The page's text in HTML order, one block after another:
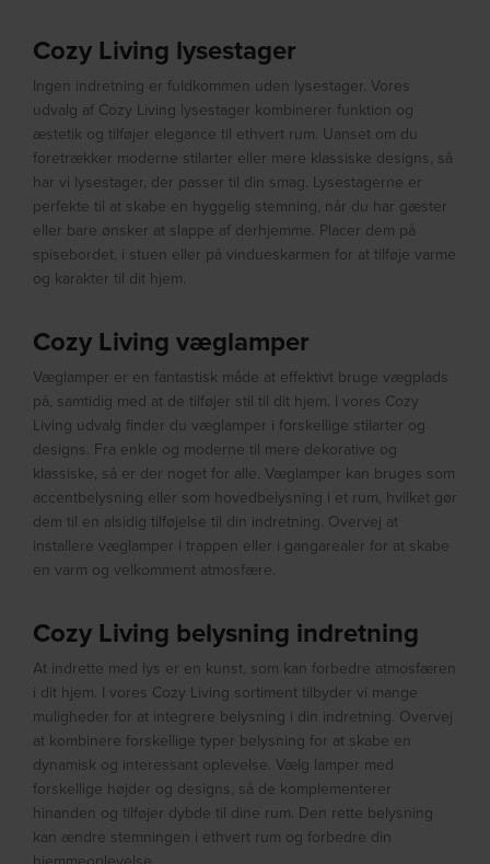
Cozy Living lysestager
Ingen indretning er fuldkommen uden lysestager. Vores
udvalg af Cozy Living lysestager kombinerer funktion og
æstetik og tilføjer elegance til ethvert rum. Uanset om du
foretrækker moderne stilarter eller mere klassiske designs, så
har vi lysestager, der passer til din smag. Lysestagerne er
perfekte til at skabe en hyggelig stemning, når du har gæster
eller bare ønsker at slappe af derhjemme. Placer dem på
spisebordet, i stuen eller på vindueskarmen for at tilføje varme
og karakter til dit hjem.
Cozy Living væglamper
Væglamper er en fantastisk måde at effektivt bruge vægplads
på, samtidig med at de tilføjer stil til dit hjem. I vores Cozy
Living udvalg finder du væglamper i forskellige stilarter og
designs. Fra enkle og moderne til mere dekorative og
klassiske, så er der noget for alle. Væglamper kan bruges som
accentbelysning eller som hovedbelysning i et rum, hvilket gør
dem til en alsidig tilføjelse til din indretning. Overvej at
installere væglamper i trappen eller i gangarealer for at skabe
en varm og velkomment atmosfære.
Cozy Living belysning indretning
At indrette med lys er en kunst, som kan forbedre atmosfæren
i dit hjem. I vores Cozy Living sortiment tilbyder vi mange
muligheder for at integrere belysning i din indretning. Overvej
at kombinere forskellige typer belysning for at skabe en
dynamisk og interessant oplevelse. Vælg lamper med
forskellige højder og designs, så de komplementerer
hinanden og tilføjer dybde til dine rum. Den rette belysning
kan ændre stemningen i ethvert rum og forbedre din